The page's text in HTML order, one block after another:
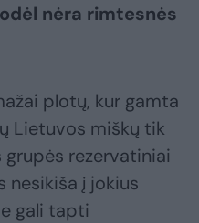
nėra rimtesnės
plotų, kur gamta
Lietuvos miškų tik
rezervatiniai
nesikiša į jokius
gali tapti